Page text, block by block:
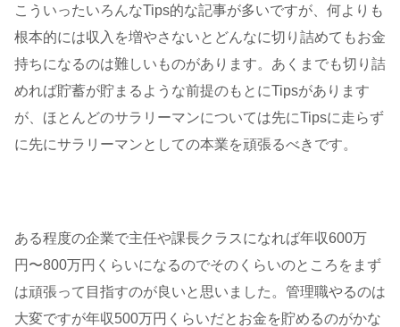
こういったいろんなTips的な記事が多いですが、何よりも
根本的には収入を増やさないとどんなに切り詰めてもお金
持ちになるのは難しいものがあります。あくまでも切り詰
めれば貯蓄が貯まるような前提のもとにTipsがあります
が、ほとんどのサラリーマンについては先にTipsに走らず
に先にサラリーマンとしての本業を頑張るべきです。
ある程度の企業で主任や課長クラスになれば年収600万
円〜800万円くらいになるのでそのくらいのところをまず
は頑張って目指すのが良いと思いました。管理職やるのは
大変ですが年収500万円くらいだとお金を貯めるのがかな